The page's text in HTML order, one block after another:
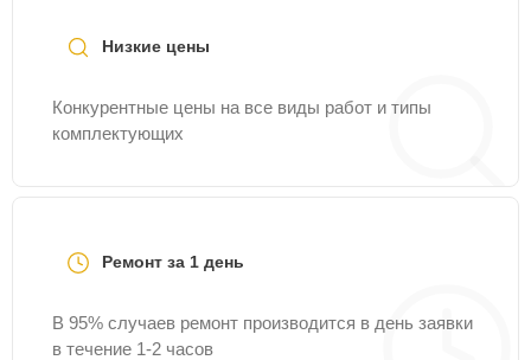
Низкие цены
Конкурентные цены на все виды работ и типы
комплектующих
Ремонт за 1 день
В 95% случаев ремонт производится в день заявки
в течение 1-2 часов